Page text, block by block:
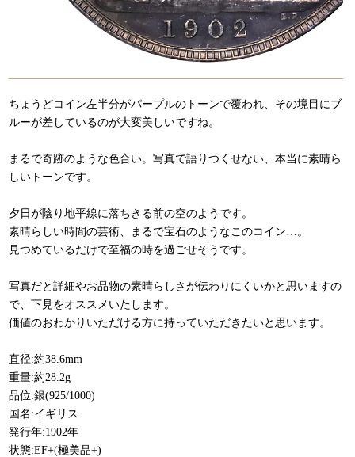
ちょうどコイン左半分がパープルのトーンで覆われ、その境目にブ
ルーが差しているのが大変美しいですね。
まるで奇跡のような色合い。写真で語りつくせない、本当に素晴ら
しいトーンです。
夕日が陰り地平線に落ちきる前の空のようです。
素晴らしい時間の芸術、まるで宝石のようなこのコイン…。
見つめているだけで至福の時を過ごせそうです。
写真だと詳細やお品物の素晴らしさが伝わりにくいかと思いますの
で、下見をオススメいたします。
価値のおわかりいただける方に持っていただきたいと思います。
直径:約38.6mm
重量:約28.2g
品位:銀(925/1000)
国名:イギリス
発行年:1902年
状態:EF+(極美品+)